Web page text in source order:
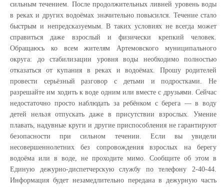
сильным течением. После продолжительных ливней уровень воды
в реках и других водоёмах значительно повысился. Течение стало
быстрым и непредсказуемым. В таких условиях не всегда может
справиться даже взрослый и физически крепкий человек.
Обращаюсь ко всем жителям Артемовского муниципального
округа: до стабилизации уровня воды необходимо полностью
отказаться от купания в реках и водоёмах. Прошу родителей
провести серьёзный разговор с детьми и подростками. Не
разрешайте им ходить к воде одним или вместе с друзьями. Сейчас
недостаточно просто наблюдать за ребёнком с берега — в воду
детей нельзя отпускать даже в присутствии взрослых. Умение
плавать, надувные круги и другие приспособления не гарантируют
безопасности при сильном течении. Если вы увидели
несовершеннолетних без сопровождения взрослых на берегу
водоёма или в воде, не проходите мимо. Сообщите об этом в
Единую дежурно-диспетчерскую службу по телефону 2-40-44.
Информация будет незамедлительно передана в дежурную часть